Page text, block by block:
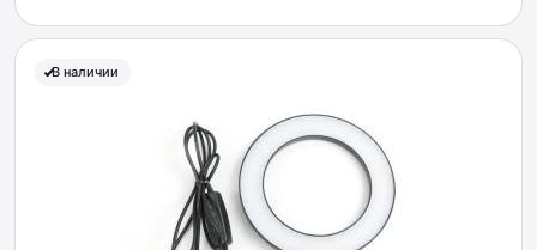
В наличии